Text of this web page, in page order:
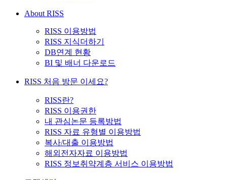
About RISS
RISS 이용방법
RISS 지식더하기
DB연계 현황
BI 및 배너 다운로드
RISS 처음 방문 이세요?
RISS란?
RISS 이용권한
내 관심논문 등록방법
RISS 자료 유형별 이용방법
복사/대출 이용방법
해외전자자료 이용방법
RISS 정보취약계층 서비스 이용방법